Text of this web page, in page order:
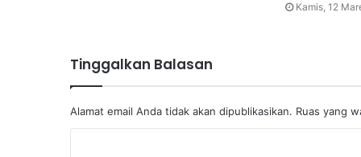
Kamis, 12
Tinggalkan Balasan
Alamat email Anda tidak akan dipublikasikan. Ruas yang